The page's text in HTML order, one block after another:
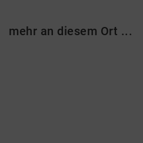
mehr an diesem Ort ...